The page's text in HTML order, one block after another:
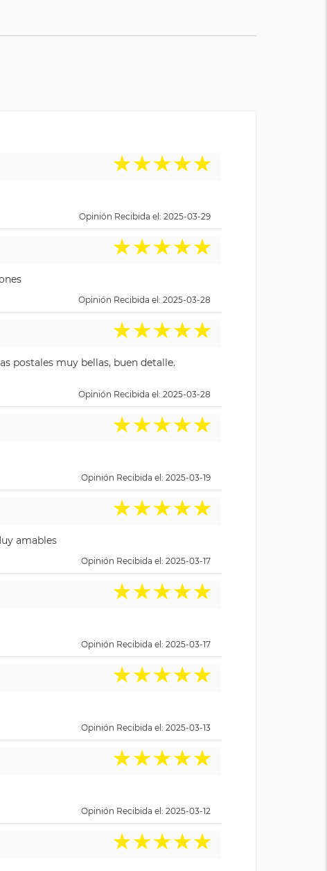
★★★★★
Opinión Recibida el: 2025-03-29
★★★★★
Opinión Recibida el: 2025-03-28
★★★★★
postales muy bellas, buen detalle.
Opinión Recibida el: 2025-03-28
★★★★★
Opinión Recibida el: 2025-03-19
★★★★★
amables
Opinión Recibida el: 2025-03-17
★★★★★
Opinión Recibida el: 2025-03-17
★★★★★
Opinión Recibida el: 2025-03-13
★★★★★
Opinión Recibida el: 2025-03-12
★★★★★